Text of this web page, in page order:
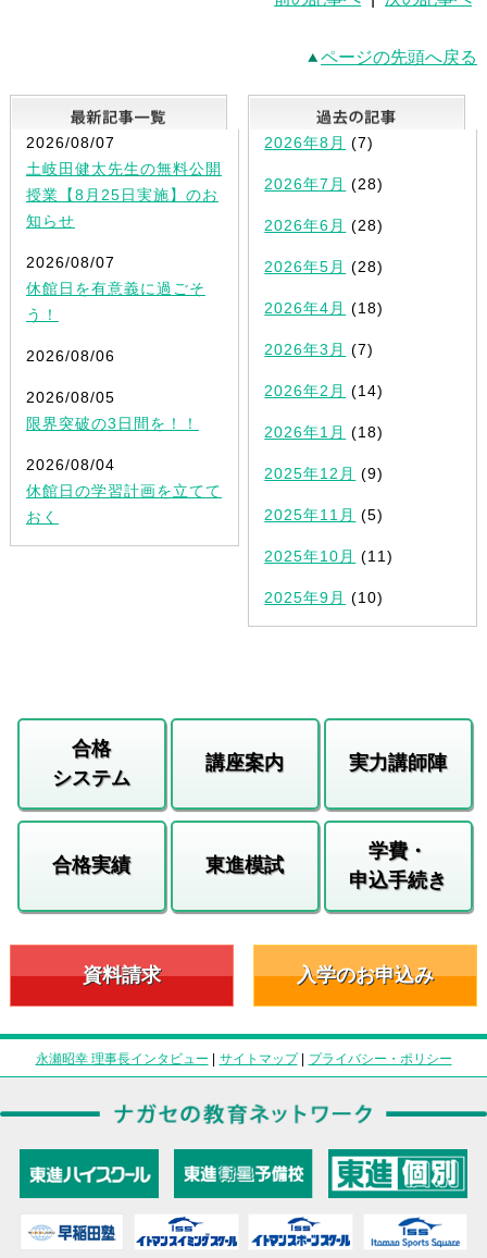
ページの先頭へ戻る
最新記事一覧
2026/08/07
土岐田健太先生の無料公開
授業【8月25日実施】のお
知らせ
2026/08/07
休館日を有意義に過ごそ
う！
2026/08/06
2026/08/05
限界突破の3日間を！！
2026/08/04
休館日の学習計画を立てて
おく
2026年8月 (7)
2026年7月 (28)
2026年6月 (28)
2026年5月 (28)
2026年4月 (18)
2026年3月 (7)
2026年2月 (14)
2026年1月 (18)
2025年12月 (9)
2025年11月 (5)
2025年10月 (11)
2025年9月 (10)
合格
システム
講座案内 実力講師陣
合格実績 東進模試
学費・
申込手続き
資料請求 入学のお申込み
永瀬昭幸 理事長インタビュー | サイトマップ| プライバシー・ポリシー